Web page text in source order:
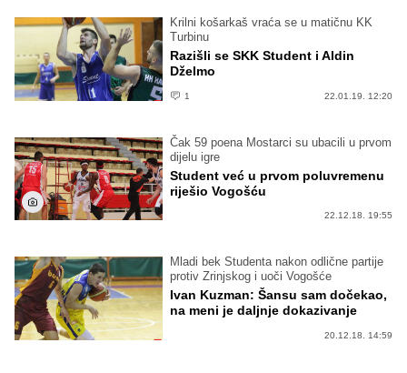
Krilni košarkaš vraća se u matičnu KK
Turbinu
Razišli se SKK Student i Aldin
Dželmo
1 22.01.19. 12:20
Čak 59 poena Mostarci su ubacili u prvom
dijelu igre
Student već u prvom poluvremenu
riješio Vogošću
22.12.18. 19:55
Mladi bek Studenta nakon odlične partije
protiv Zrinjskog i uoči Vogošće
Ivan Kuzman: Šansu sam dočekao,
na meni je daljnje dokazivanje
20.12.18. 14:59